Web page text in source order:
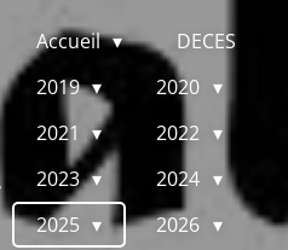
Accueil
DECES
2019
2020
2021
2022
2023
2024
2025
2026